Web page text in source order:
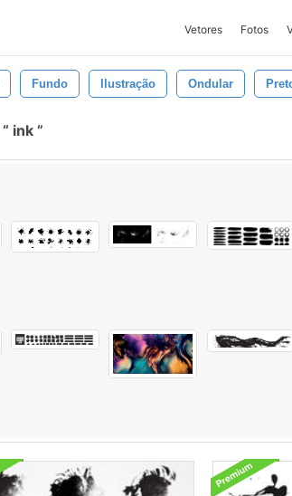
Vetores Fotos
Fundo Ilustração Ondular
ink